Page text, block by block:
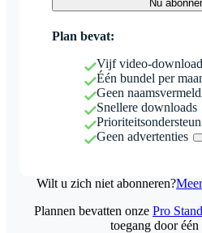
Nu
Plan bevat:
Vijf video-
Één bundel per
Geen
Snellere downloads
Geen advertenties
Wilt u zich niet abonneren?
Plannen bevatten onze Pro
toegang door